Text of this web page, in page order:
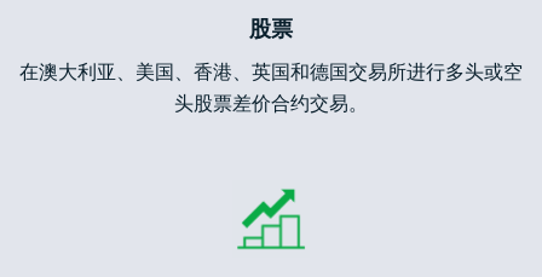
股票
在澳大利亚、美国、香港、英国和德国交易所进行多头或空
头股票差价合约交易。